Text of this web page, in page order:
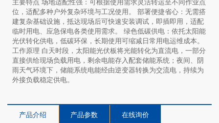
主要特点 场地适配性强：可根据使用需求灵活转运至不同作业点
位，适配多种户外复杂环境与工况使用。 部署便捷省心：无需搭
建复杂基础设施，抵达现场后可快速安装调试，即插即用，适配
临时用电、应急保电各类使用需求。 绿色低碳供电：依托太阳能
光伏转化供电，低碳环保，长期使用可缩减日常用电运维成本。
工作原理 白天时段，太阳能光伏板将光能转化为直流电，一部分
直接供给现场负载用电，剩余电能存入配套储能系统；夜间、阴
雨天气环境下，储能系统电能经由逆变器转换为交流电，持续为
外接负载稳定供电。
产品介绍 产品参数 在线询价